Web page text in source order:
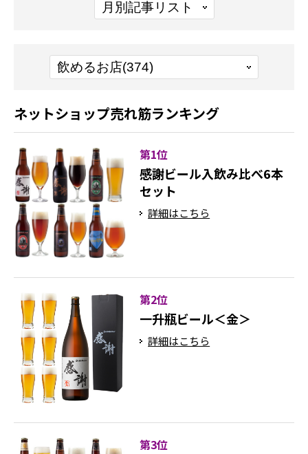
ネットショップ売れ筋ランキング
第1位
感謝ビール入飲み比べ6本
セット
詳細はこちら
第2位
一升瓶ビール＜金＞
詳細はこちら
第3位